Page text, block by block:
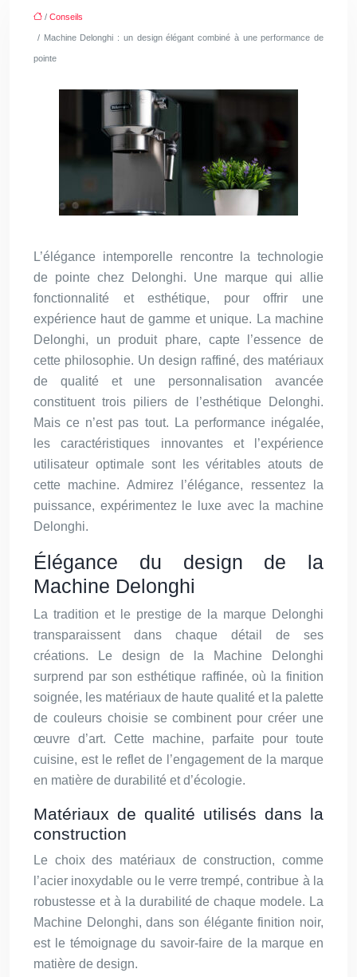
/ Conseils
/ Machine Delonghi : un design élégant combiné à une performance de
pointe
L’élégance intemporelle rencontre la technologie
de pointe chez Delonghi. Une marque qui allie
fonctionnalité et esthétique, pour offrir une
expérience haut de gamme et unique. La machine
Delonghi, un produit phare, capte l’essence de
cette philosophie. Un design raffiné, des matériaux
de qualité et une personnalisation avancée
constituent trois piliers de l’esthétique Delonghi.
Mais ce n’est pas tout. La performance inégalée,
les caractéristiques innovantes et l’expérience
utilisateur optimale sont les véritables atouts de
cette machine. Admirez l’élégance, ressentez la
puissance, expérimentez le luxe avec la machine
Delonghi.
Élégance du design de la
Machine Delonghi
La tradition et le prestige de la marque Delonghi
transparaissent dans chaque détail de ses
créations. Le design de la Machine Delonghi
surprend par son esthétique raffinée, où la finition
soignée, les matériaux de haute qualité et la palette
de couleurs choisie se combinent pour créer une
œuvre d’art. Cette machine, parfaite pour toute
cuisine, est le reflet de l’engagement de la marque
en matière de durabilité et d’écologie.
Matériaux de qualité utilisés dans la
construction
Le choix des matériaux de construction, comme
l’acier inoxydable ou le verre trempé, contribue à la
robustesse et à la durabilité de chaque modele. La
Machine Delonghi, dans son élégante finition noir,
est le témoignage du savoir-faire de la marque en
matière de design.